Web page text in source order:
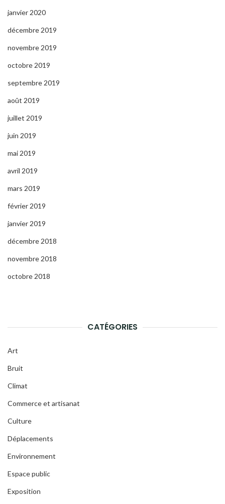
janvier 2020
décembre 2019
novembre 2019
octobre 2019
septembre 2019
août 2019
juillet 2019
juin 2019
mai 2019
avril 2019
mars 2019
février 2019
janvier 2019
décembre 2018
novembre 2018
octobre 2018
CATÉGORIES
Art
Bruit
Climat
Commerce et artisanat
Culture
Déplacements
Environnement
Espace public
Exposition